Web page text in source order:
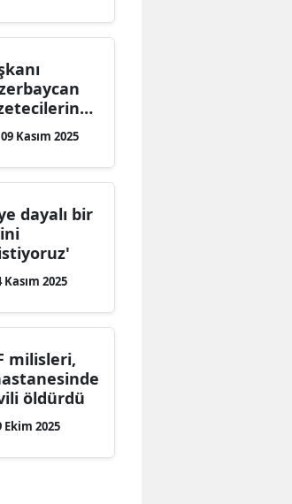
09 Kasım 2025
dayalı bir
Kasım 2025
milisleri,
öldürdü
Ekim 2025